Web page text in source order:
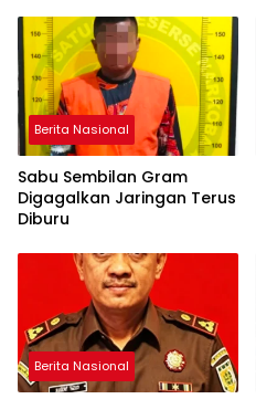
Berita Nasional
Sabu Sembilan Gram
Digagalkan Jaringan Terus
Diburu
Berita Nasional